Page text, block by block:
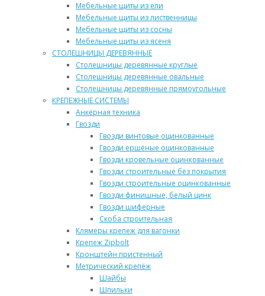
Мебельные щиты из ели
Мебельные щиты из лиственницы
Мебельные щиты из сосны
Мебельные щиты из ясеня
СТОЛЕШНИЦЫ ДЕРЕВЯННЫЕ
Столешницы деревянные круглые
Столешницы деревянные овальные
Столешницы деревянные прямоугольные
КРЕПЕЖНЫЕ СИСТЕМЫ
Анкерная техника
Гвозди
Гвозди винтовые оцинкованные
Гвозди ершёные оцинкованные
Гвозди кровельные оцинкованные
Гвозди строительные без покрытия
Гвозди строительные оцинкованные
Гвозди финишные, белый цинк
Гвозди шиферные
Скоба строительная
Клямеры крепеж для вагонки
Крепеж Zipbolt
Кронштейн пристенный
Метрический крепёж
Шайбы
Шпильки